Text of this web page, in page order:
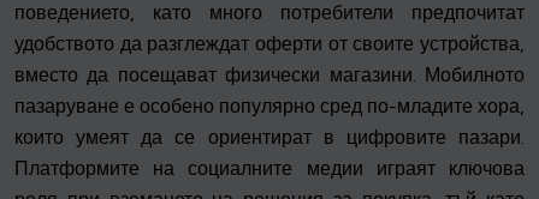
поведението, като много потребители предпочитат
удобството да разглеждат оферти от своите устройства,
вместо да посещават физически магазини. Мобилното
пазаруване е особено популярно сред по-младите хора,
които умеят да се ориентират в цифровите пазари.
Платформите на социалните медии играят ключова